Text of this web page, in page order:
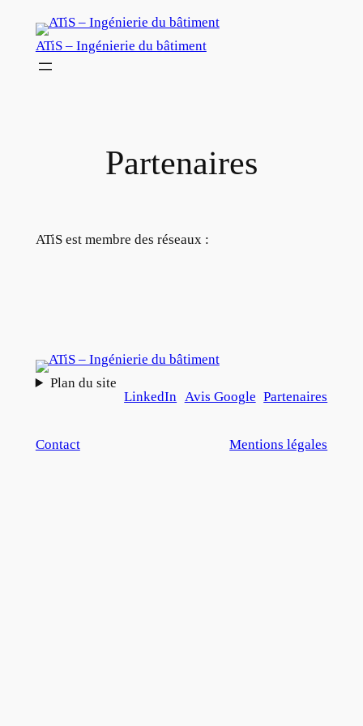
ATiS – Ingénierie du bâtiment
Partenaires
ATiS est membre des réseaux :
Plan du site
LinkedIn
Avis Google Partenaires
Contact Mentions légales